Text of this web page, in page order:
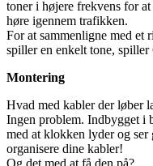
toner i højere frekvens for
høre igennem trafikken.
For at sammenligne med
spiller en enkelt tone,
Montering
Hvad med kabler der løber
Ingen problem. Indbygget i
med at klokken lyder og ser
organisere dine kabler!
Og det med at få den på?